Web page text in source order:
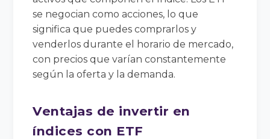
se negocian como acciones, lo que
significa que puedes comprarlos y
venderlos durante el horario de mercado,
con precios que varían constantemente
según la oferta y la demanda.
Ventajas de invertir en
índices con ETF